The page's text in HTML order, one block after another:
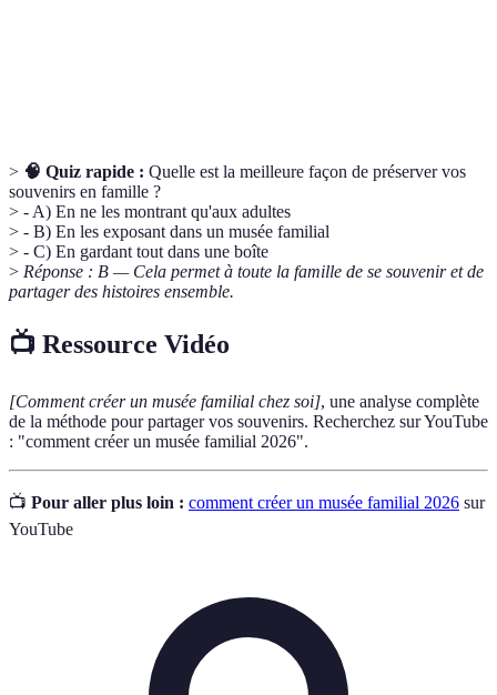
> 🧠 Quiz rapide : Quelle est la meilleure façon de préserver vos
souvenirs en famille ?
> - A) En ne les montrant qu'aux adultes
> - B) En les exposant dans un musée familial
> - C) En gardant tout dans une boîte
> Réponse : B — Cela permet à toute la famille de se souvenir et de
partager des histoires ensemble.
📺 Ressource Vidéo
[Comment créer un musée familial chez soi], une analyse complète
de la méthode pour partager vos souvenirs. Recherchez sur YouTube
: "comment créer un musée familial 2026".
📺 Pour aller plus loin : comment créer un musée familial 2026 sur
YouTube